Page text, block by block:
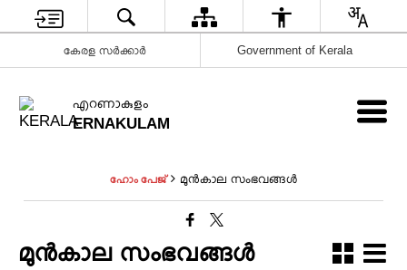
കേരള സർക്കാർ Government of Kerala
എറണാകുളം
ERNAKULAM
ഹോം പേജ് മുൻകാല സംഭവങ്ങൾ
മുൻകാല സംഭവങ്ങൾ